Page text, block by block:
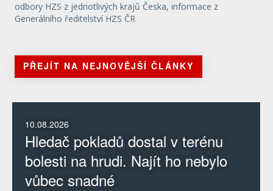
odbory HZS z jednotlivých krajů Česka, informace z
Generálního ředitelství HZS ČR
PŘEJÍT NA NEJNOVĚJŠÍ ČLÁNKY
10.08.2026
Hledač pokladů dostal v terénu
bolesti na hrudi. Najít ho nebylo
vůbec snadné